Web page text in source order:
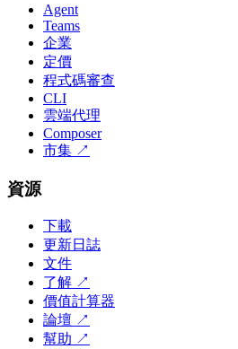
Agent
Teams
企業
定價
程式碼審查
CLI
雲端代理
Composer
市集 ↗
資源
下載
更新日誌
文件
了解 ↗
價值計算器
論壇 ↗
幫助 ↗